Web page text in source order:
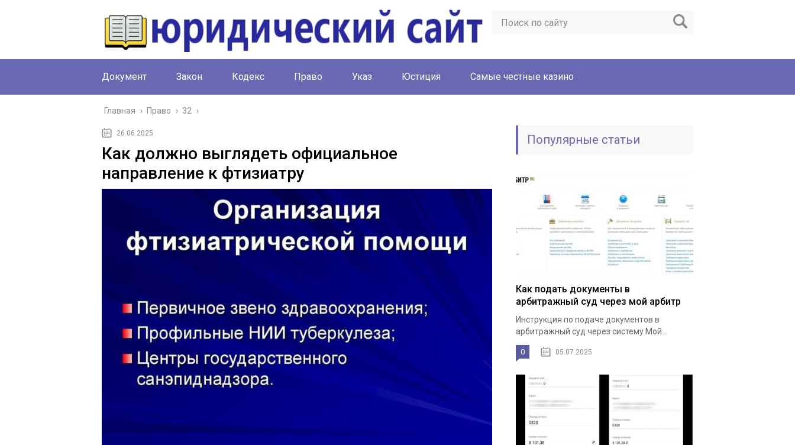
Документ Закон Кодекс Право Указ Юстиция Cамые честные казино
Главная › Право › 32 ›
26.06.2025
Как должно выглядеть официальное
направление к фтизиатру
Популярные статьи
Как подать документы в
арбитражный суд через мой арбитр
Инструкция по подаче документов в
арбитражный суд через систему Мой...
0 05.07.2025